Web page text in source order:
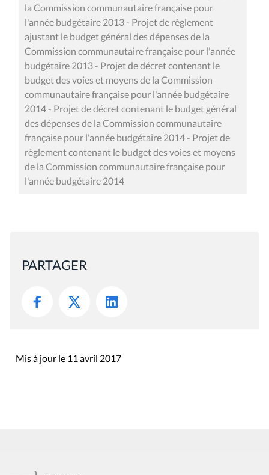
la Commission communautaire française pour
l'année budgétaire 2013 - Projet de règlement
ajustant le budget général des dépenses de la
Commission communautaire française pour l'année
budgétaire 2013 - Projet de décret contenant le
budget des voies et moyens de la Commission
communautaire française pour l'année budgétaire
2014 - Projet de décret contenant le budget général
des dépenses de la Commission communautaire
française pour l'année budgétaire 2014 - Projet de
règlement contenant le budget des voies et moyens
de la Commission communautaire française pour
l'année budgétaire 2014
PARTAGER
Mis à jour le 11 avril 2017